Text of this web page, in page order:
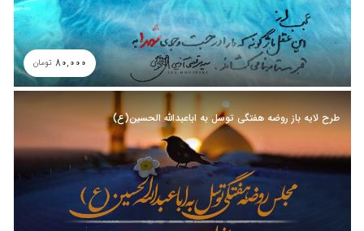
80,000 تومان
طرح لایه باز روضه هفتگی توسل به اباعبدالله الحسین(ع)